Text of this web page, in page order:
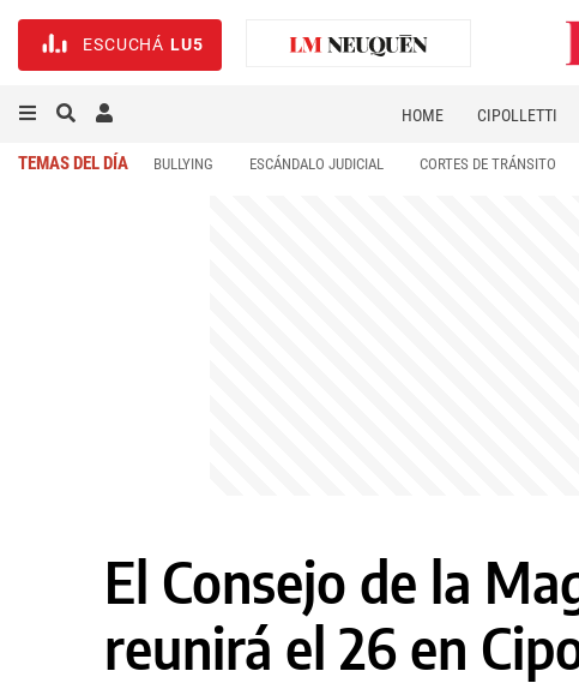
ESCUCHÁ LU5
HOME CIPOLLETTI
TEMAS DEL DÍA BULLYING ESCÁNDALO JUDICIAL CORTES DE TRÁNSITO
El Consejo de la
reunirá el 26 en